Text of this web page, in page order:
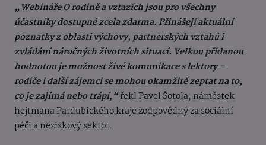
„Webináře O rodině a vztazích jsou pro všechny
účastníky dostupné zcela zdarma. Přinášejí aktuální
poznatky z oblasti výchovy, partnerských vztahů i
zvládání náročných životních situací. Velkou přidanou
hodnotou je možnost živé komunikace s lektory –
rodiče i další zájemci se mohou okamžitě zeptat na to,
co je zajímá nebo trápí,“řekl Pavel Šotola, náměstek
hejtmana Pardubického kraje zodpovědný za sociální
péči a neziskový sektor.